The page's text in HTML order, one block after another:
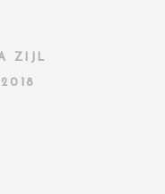
ZIJL